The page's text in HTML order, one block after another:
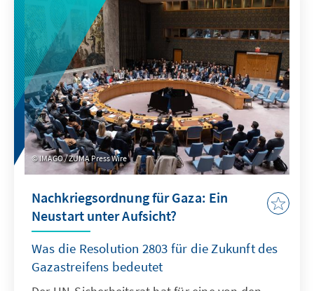
Gesundheitspolitik, Resilienz und
internationale Zusammenarbeit zur Stärkung
von Frieden und Sicherheit beitragen können
– und warum Investitionen in Gesundheit eine
zentrale Zukunftsaufgabe sind.
IMAGO / ZUMA Press Wire
Nachkriegsordnung für Gaza: Ein
Neustart unter Aufsicht?
Was die Resolution 2803 für die Zukunft des
Gazastreifens bedeutet